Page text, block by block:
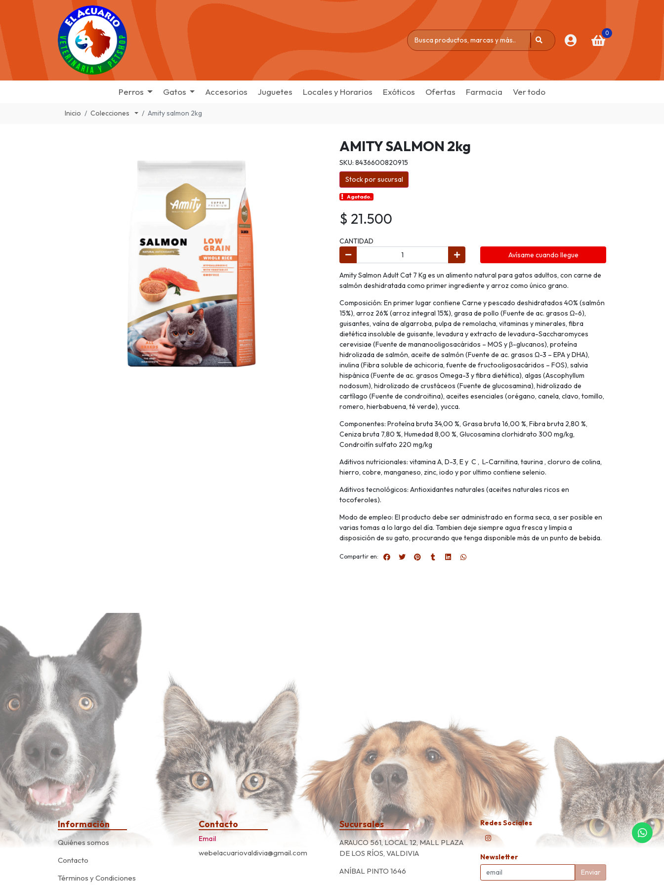
0
Perros Gatos Accesorios Juguetes Locales y Horarios Exóticos Ofertas Farmacia Ver todo
Inicio Colecciones Amity salmon 2kg
AMITY SALMON 2kg
SKU: 8436600820915
Stock por sucursal
Agotado.
$ 21.500
CANTIDAD
Avísame cuando llegue
Amity Salmon Adult Cat 7 Kg es un alimento natural para gatos adultos, con carne de
salmón deshidratada como primer ingrediente y arroz como único grano.
Composición: En primer lugar contiene Carne y pescado deshidratados 40% (salmón
15%), arroz 26% (arroz integral 15%), grasa de pollo (Fuente de ac. grasos Ω-6),
guisantes, vaína de algarroba, pulpa de remolacha, vitaminas y minerales, fibra
dietética insoluble de guisante, levadura y extracto de levadura-Saccharomyces
cerevisiae (Fuente de mananooligosacáridos – MOS y β-glucanos), proteína
hidrolizada de salmón, aceite de salmón (Fuente de ac. grasos Ω-3 – EPA y DHA),
inulina (Fibra soluble de achicoria, fuente de fructooligosacáridos – FOS), salvia
hispánica (Fuente de ac. grasos Omega-3 y fibra dietética), algas (Ascophyllum
nodosum), hidrolizado de crustáceos (Fuente de glucosamina), hidrolizado de
cartílago (Fuente de condroitina), aceites esenciales (orégano, canela, clavo, tomillo,
romero, hierbabuena, té verde), yucca.
Componentes: Proteína bruta 34,00 %, Grasa bruta 16,00 %, Fibra bruta 2,80 %,
Ceniza bruta 7,80 %, Humedad 8,00 %, Glucosamina clorhidrato 300 mg/kg,
Condroitín sulfato 220 mg/kg
Aditivos nutricionales: vitamina A, D-3, E y C , L-Carnitina, taurina , cloruro de colina,
hierro, cobre, manganeso, zinc, iodo y por ultimo contiene selenio.
Aditivos tecnológicos: Antioxidantes naturales (aceites naturales ricos en
tocoferoles).
Modo de empleo: El producto debe ser administrado en forma seca, a ser posible en
varias tomas a lo largo del día. Tambien deje siempre agua fresca y limpia a
disposición de su gato, procurando que tenga disponible más de un punto de bebida.
Compartir en:
Información
Quiénes somos
Contacto
Términos y Condiciones
Contacto
Email
webelacuariovaldivia@gmail.com
Sucursales
ARAUCO 561, LOCAL 12, MALL PLAZA
DE LOS RÍOS, VALDIVIA
ANÍBAL PINTO 1646
Redes Sociales
Newsletter
Enviar